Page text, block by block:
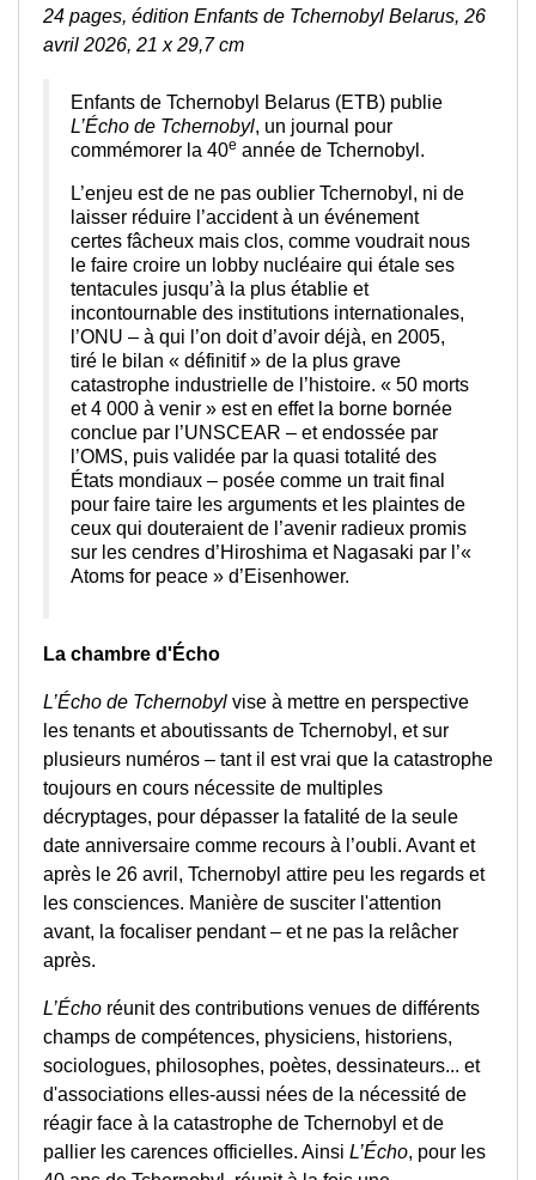
24 pages, édition Enfants de Tchernobyl Belarus, 26
avril 2026, 21 x 29,7 cm
Enfants de Tchernobyl Belarus (ETB) publie
L’Écho de Tchernobyl, un journal pour
commémorer la 40e année de Tchernobyl.
L’enjeu est de ne pas oublier Tchernobyl, ni de
laisser réduire l’accident à un événement
certes fâcheux mais clos, comme voudrait nous
le faire croire un lobby nucléaire qui étale ses
tentacules jusqu’à la plus établie et
incontournable des institutions internationales,
l’ONU – à qui l’on doit d’avoir déjà, en 2005,
tiré le bilan « définitif » de la plus grave
catastrophe industrielle de l’histoire. « 50 morts
et 4 000 à venir » est en effet la borne bornée
conclue par l’UNSCEAR – et endossée par
l’OMS, puis validée par la quasi totalité des
États mondiaux – posée comme un trait final
pour faire taire les arguments et les plaintes de
ceux qui douteraient de l’avenir radieux promis
sur les cendres d’Hiroshima et Nagasaki par l’«
Atoms for peace » d’Eisenhower.
La chambre d'Écho
L’Écho de Tchernobyl vise à mettre en perspective
les tenants et aboutissants de Tchernobyl, et sur
plusieurs numéros – tant il est vrai que la catastrophe
toujours en cours nécessite de multiples
décryptages, pour dépasser la fatalité de la seule
date anniversaire comme recours à l’oubli. Avant et
après le 26 avril, Tchernobyl attire peu les regards et
les consciences. Manière de susciter l'attention
avant, la focaliser pendant – et ne pas la relâcher
après.
L’Écho réunit des contributions venues de différents
champs de compétences, physiciens, historiens,
sociologues, philosophes, poètes, dessinateurs... et
d'associations elles-aussi nées de la nécessité de
réagir face à la catastrophe de Tchernobyl et de
pallier les carences officielles. Ainsi L’Écho, pour les